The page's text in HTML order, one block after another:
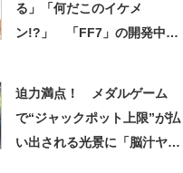
る」「何だこのイケメ
ン!?」 「FF7」の開発中ス
迫力満点！ メダルゲーム
で“ジャックポット上限”が払
い出される光景に「脳汁ヤバ